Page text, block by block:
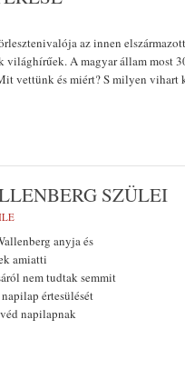
az innen
világhírűek. A magyar állam most
vettünk és miért? S milyen vihart
SZÜLEI
anyja és
amiatti
nem tudtak semmit
értesülését
napilapnak